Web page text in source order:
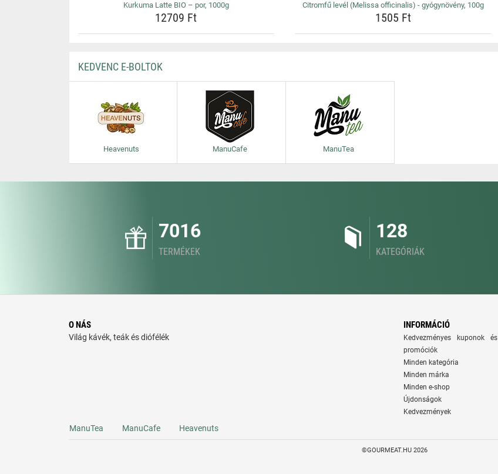
Kurkuma Latte BIO – por, 1000g
12709 Ft
Citromfű levél (Melissa officinalis) - gyógynövény, 100g
1505 Ft
KEDVENC E-BOLTOK
Heavenuts ManuCafe ManuTea
7016
TERMÉKEK
128
KATEGÓRIÁK
O NÁS
Világ kávék, teák és diófélék
INFORMÁCIÓ
Kedvezményes kuponok és
promóciók
Minden kategória
Minden márka
Minden e-shop
Újdonságok
Kedvezmények
ManuTea ManuCafe Heavenuts
©GOURMEAT.HU 2026